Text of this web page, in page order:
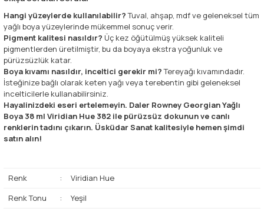
Hangi yüzeylerde kullanılabilir?Tuval, ahşap, mdf ve geleneksel tüm
yağlı boya yüzeylerinde mükemmel sonuç verir.
Pigment kalitesi nasıldır? Üç kez öğütülmüş yüksek kaliteli
pigmentlerden üretilmiştir, bu da boyaya ekstra yoğunluk ve
pürüzsüzlük katar.
Boya kıvamı nasıldır, inceltici gerekir mi?Tereyağı kıvamındadır.
İsteğinize bağlı olarak keten yağı veya terebentin gibi geleneksel
incelticilerle kullanabilirsiniz.
Hayalinizdeki eseri ertelemeyin. Daler Rowney Georgian Yağlı
Boya 38 ml Viridian Hue 382 ile pürüzsüz dokunun ve canlı
renklerin tadını çıkarın. Üsküdar Sanat kalitesiyle hemen şimdi
satın alın!
Renk :
Viridian Hue
Renk Tonu
:
Yeşil